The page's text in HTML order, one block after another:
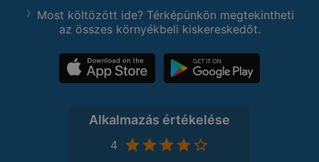
Most költözött ide? Térképünkön megtekintheti
az összes környékbeli kiskereskedőt.
Alkalmazás értékelése
4